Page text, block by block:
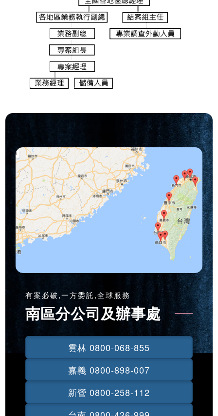
有案必破,一方委託,全球服務
南區分公司及辦事處
雲林 0800-068-855
嘉義 0800-898-007
新營 0800-258-112